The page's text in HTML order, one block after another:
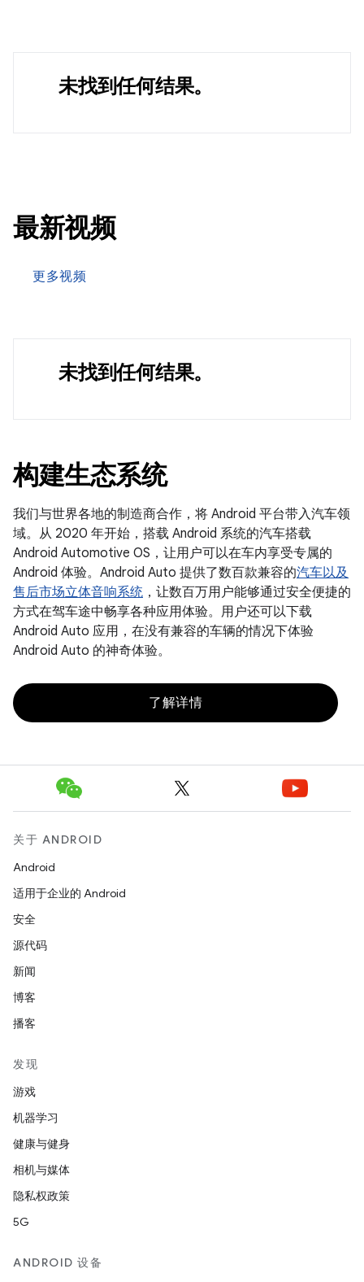
未找到任何结果。
最新视频
更多视频
未找到任何结果。
构建生态系统
我们与世界各地的制造商合作，将 Android 平台带入汽车领
域。从 2020 年开始，搭载 Android 系统的汽车搭载
Android Automotive OS，让用户可以在车内享受专属的
Android 体验。Android Auto 提供了数百款兼容的汽车以及
售后市场立体音响系统 ，让数百万用户能够通过安全便捷的
方式在驾车途中畅享各种应用体验。用户还可以下载
Android Auto 应用，在没有兼容的车辆的情况下体验
Android Auto 的神奇体验。
了解详情
关于 ANDROID
Android
适用于企业的 Android
安全
源代码
新闻
博客
播客
发现
游戏
机器学习
健康与健身
相机与媒体
隐私权政策
5G
ANDROID 设备